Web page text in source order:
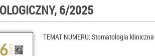
6/2025
TEMAT NUMERU: Stomatologia kliniczna